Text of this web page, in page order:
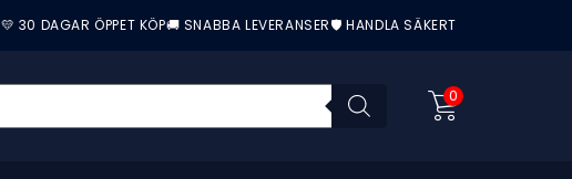
💛 30 DAGAR ÖPPET KÖP🚚 SNABBA LEVERANSER🛡️ HANDLA SÄKERT
0